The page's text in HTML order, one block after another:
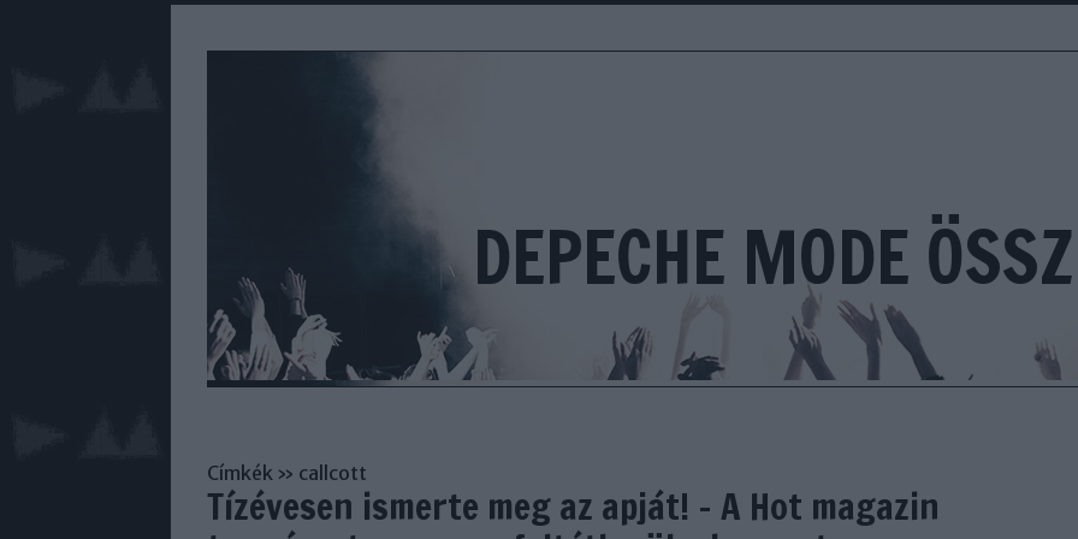
DEPECHE MODE
Címkék » callcott
Tízévesen ismerte meg az apját! - A Hot magazin